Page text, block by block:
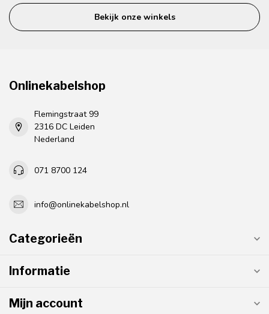
Bekijk onze winkels
Onlinekabelshop
Flemingstraat 99
2316 DC Leiden
Nederland
071 8700 124
info@onlinekabelshop.nl
Categorieën
Informatie
Mijn account